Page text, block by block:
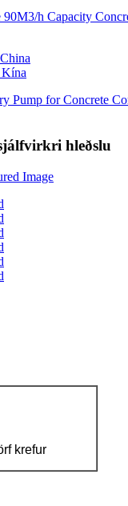
hleðslu
krefur